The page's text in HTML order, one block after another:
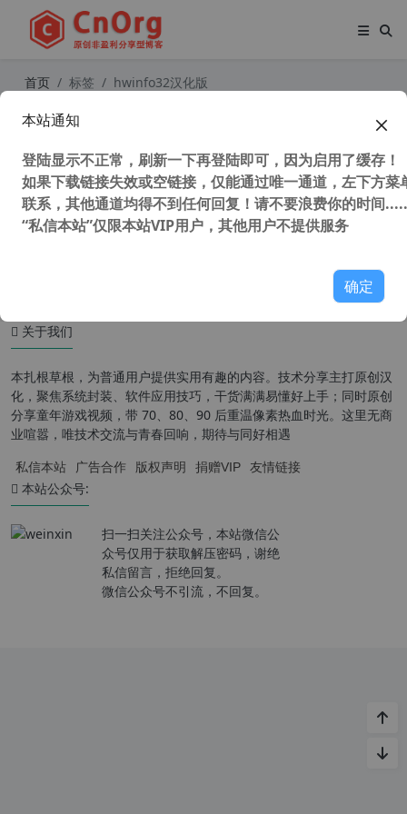
首页 标签 hwinfo32汉化版
全能硬件检测工具 HWiNFO v7.23 汉
关于我们
本扎根草根，为普通用户提供实用有趣的内容。技术分享主打原创汉
化，聚焦系统封装、软件应用技巧，干货满满易懂好上手；同时原创
分享童年游戏视频，带 70、80、90 后重温像素热血时光。这里无商
业喧嚣，唯技术交流与青春回响，期待与同好相遇
私信本站 广告合作 版权声明 捐赠VIP 友情链接
本站公众号:
扫一扫关注公众号，本站微信公
众号仅用于获取解压密码，谢绝
私信留言，拒绝回复。
微信公众号不引流，不回复。
本站通知
登陆显示不正常，刷新一下再登陆即可，因为启用了缓存！
如果下载链接失效或空链接，仅能通过唯一通道，左下方菜
联系，其他通道均得不到任何回复！请不要浪费你的时间
“私信本站”仅限本站VIP用户，其他用户不提供服务
确定